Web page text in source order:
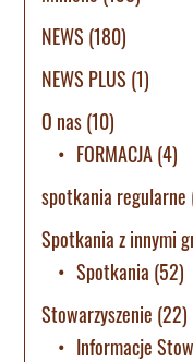
NEWS (180)
NEWS PLUS (1)
O nas(10)
FORMACJA(4)
spotkania regularne
Spotkania z innymi
Spotkania (52)
Stowarzyszenie (22)
Informacje